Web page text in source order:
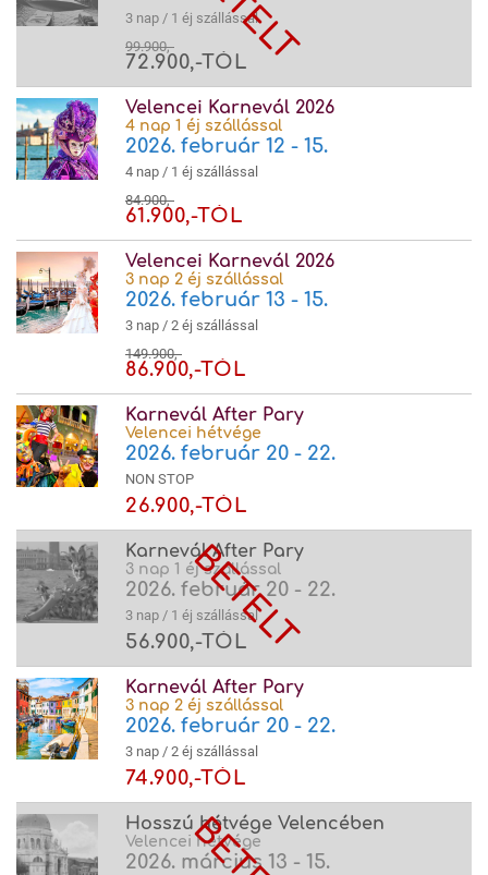
3 nap / 1 éj szállással
99.900,-
72.900,-TÓL
Velencei Karnevál 2026
4 nap 1 éj szállással
2026. február 12 - 15.
4 nap / 1 éj szállással
84.900,-
61.900,-TÓL
Velencei Karnevál 2026
3 nap 2 éj szállással
2026. február 13 - 15.
3 nap / 2 éj szállással
149.900,-
86.900,-TÓL
Karnevál After Pary
Velencei hétvége
2026. február 20 - 22.
NON STOP
26.900,-TÓL
Karnevál After Pary
3 nap 1 éj szállással
2026. február 20 - 22.
3 nap / 1 éj szállással
56.900,-TÓL
Karnevál After Pary
3 nap 2 éj szállással
2026. február 20 - 22.
3 nap / 2 éj szállással
74.900,-TÓL
Hosszú hétvége Velencében
Velencei hétvége
2026. március 13 - 15.